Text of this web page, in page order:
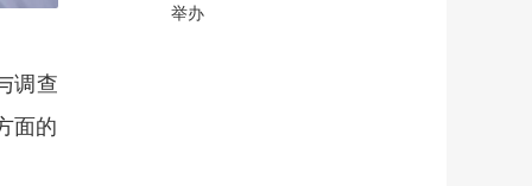
调查
面的
举办